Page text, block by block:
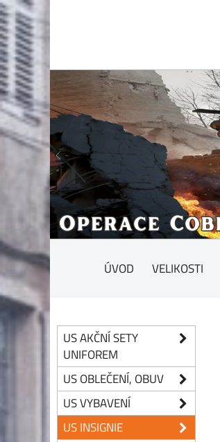
ÚVOD VELIKOSTI
US AKČNÍ SETY
UNIFOREM
US OBLEČENÍ, OBUV
US VYBAVENÍ
US INSIGNIE